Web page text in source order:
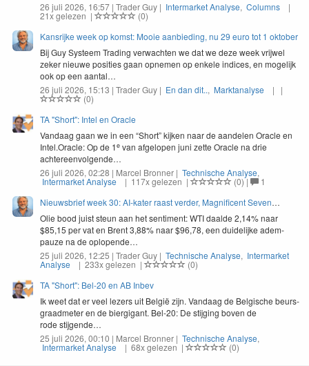
26 juli 2026, 16:57 | Trader Guy | Intermarket Analyse, Columns |
21x gelezen |
(0)
Kansrijke week op komst: Mooie aanbieding, nu 29 euro tot 1 oktober
Bij Guy Sys­teem Trad­ing verwacht­en we dat we deze week vri­jwel
zek­er nieuwe posi­ties gaan opne­men op enkele indices, en mogelijk
ook op een aantal…
26 juli 2026, 15:13 | Trader Guy | En dan dit.., Marktanalyse | |
(0)
TA "Short": Intel en Oracle
Van­daag gaan we in een “Short” kijken naar de aan­de­len Ora­cle en
Intel.Oracle: Op de 1e van afgelopen juni zette Ora­cle na drie
achtereenvolgende…
26 juli 2026, 02:28 | Marcel Bronner | Technische Analyse,
Intermarket Analyse | 117x gelezen | (0)|
1
Nieuwsbrief week 30: AI-kater raast verder, Magnificent Seven
verliezen $2 biljoen
Olie bood juist ste­un aan het sen­ti­ment:WTIdaalde 2,14% naar
$85,15 per vat en Brent3,88% naar $96,78, een duidelijke adem­
pauze na de oplopende…
25 juli 2026, 12:25 | Trader Guy | Technische Analyse, Intermarket
Analyse | 233x gelezen |
(0)
TA "Short": Bel-20 en AB Inbev
Ik weet dat er veel lez­ers uit Bel­gië zijn. Van­daag de Bel­gis­che beurs­
graad­me­ter en de biergi­gant. Bel-20: De sti­jging boven de
rode stijgende…
25 juli 2026, 00:10 | Marcel Bronner | Technische Analyse,
Intermarket Analyse | 68x gelezen | (0)